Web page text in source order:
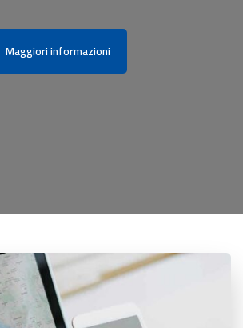
Maggiori informazioni